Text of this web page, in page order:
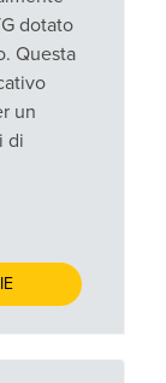
dotato
Questa
un
di